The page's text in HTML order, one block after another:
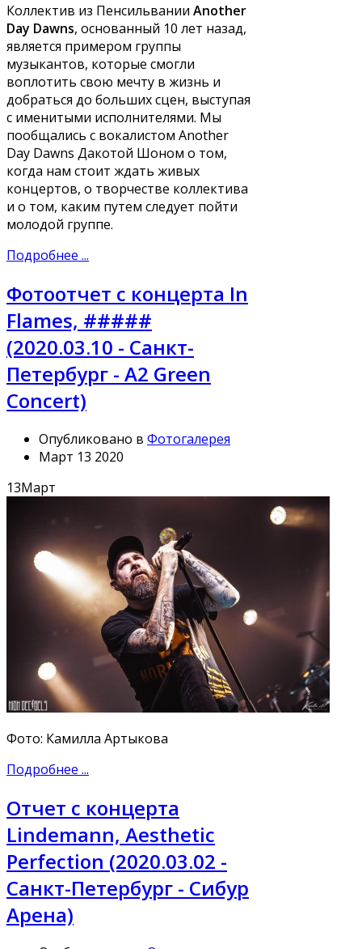
Коллектив из Пенсильвании Another
Day Dawns, основанный 10 лет назад,
является примером группы
музыкантов, которые смогли
воплотить свою мечту в жизнь и
добраться до больших сцен, выступая
с именитыми исполнителями. Мы
пообщались с вокалистом Another
Day Dawns Дакотой Шоном о том,
когда нам стоит ждать живых
концертов, о творчестве коллектива
и о том, каким путем следует пойти
молодой группе.
Подробнее ...
Фотоотчет с концерта In
Flames, #####
(2020.03.10 - Санкт-
Петербург - A2 Green
Concert)
Опубликовано в Фотогалерея
Март 13 2020
13Март
Фото: Камилла Артыкова
Подробнее ...
Отчет с концерта
Lindemann, Aesthetic
Perfection (2020.03.02 -
Санкт-Петербург - Сибур
Арена)